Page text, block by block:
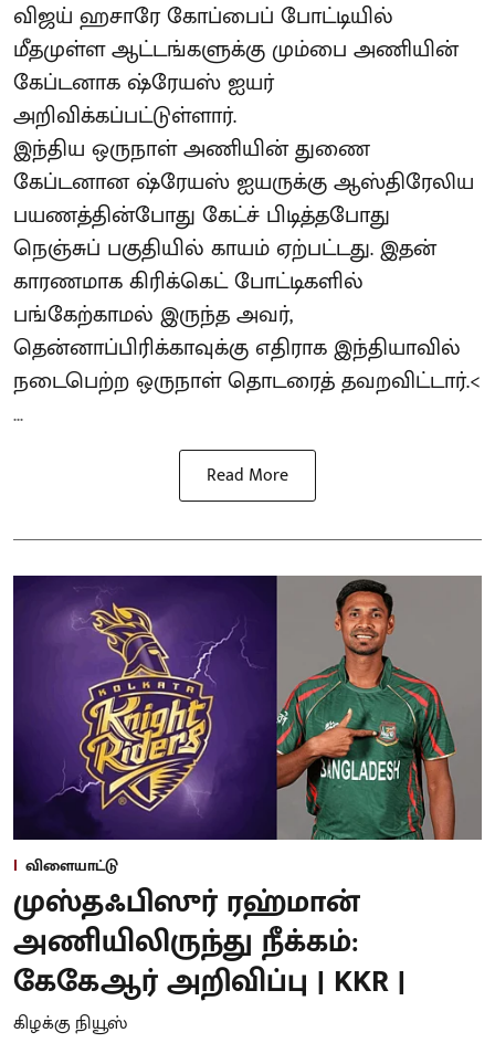
விஜய் ஹசாரே கோப்பைப் போட்டியில்
மீதமுள்ள ஆட்டங்களுக்கு மும்பை அணியின்
கேப்டனாக ஷ்ரேயஸ் ஐயர்
அறிவிக்கப்பட்டுள்ளார்.
இந்திய ஒருநாள் அணியின் துணை
கேப்டனான ஷ்ரேயஸ் ஐயருக்கு ஆஸ்திரேலிய
பயணத்தின்போது கேட்ச் பிடித்தபோது
நெஞ்சுப் பகுதியில் காயம் ஏற்பட்டது. இதன்
காரணமாக கிரிக்கெட் போட்டிகளில்
பங்கேற்காமல் இருந்த அவர்,
தென்னாப்பிரிக்காவுக்கு எதிராக இந்தியாவில்
நடைபெற்ற ஒருநாள் தொடரைத் தவறவிட்டார்.<
...
Read More
விளையாட்டு
முஸ்தஃபிஸுர் ரஹ்மான்
அணியிலிருந்து நீக்கம்:
கேகேஆர் அறிவிப்பு | KKR |
கிழக்கு நியூஸ்